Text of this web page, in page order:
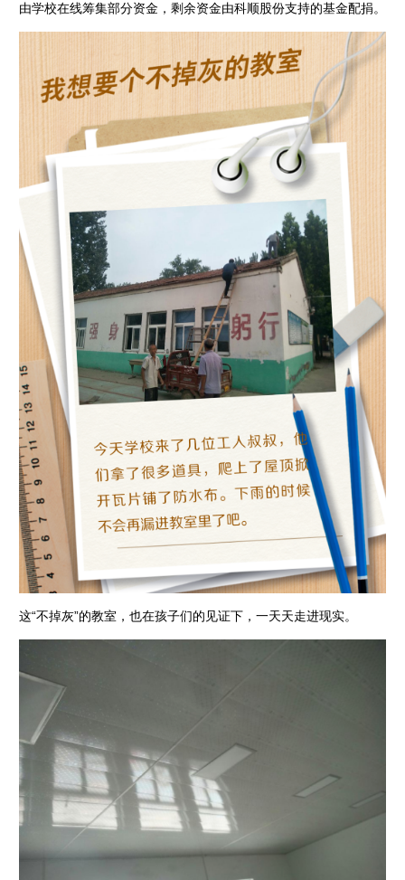
由学校在线筹集部分资金，剩余资金由科顺股份支持的基金配捐。
这“不掉灰”的教室，也在孩子们的见证下，一天天走进现实。